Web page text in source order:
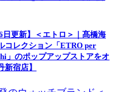
日更新】＜エトロ＞｜髙橋海
コレクション「ETRO per
」のポップアップストアをオ
新宿店】